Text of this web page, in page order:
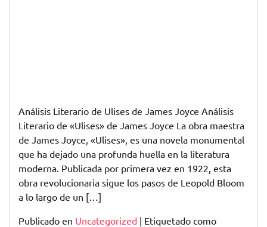
Análisis Literario de Ulises de James Joyce Análisis
Literario de «Ulises» de James Joyce La obra maestra
de James Joyce, «Ulises», es una novela monumental
que ha dejado una profunda huella en la literatura
moderna. Publicada por primera vez en 1922, esta
obra revolucionaria sigue los pasos de Leopold Bloom
a lo largo de un […]
Publicado en Uncategorized | Etiquetado como